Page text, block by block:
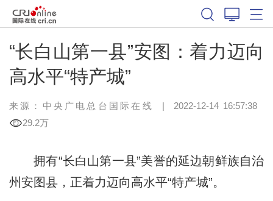
“长白山第一县”安图：着力迈向
高水平“特产城”
来源：中央广电总台国际在线 | 2022-12-14 16:57:38
29.2万
拥有“长白山第一县”美誉的延边朝鲜族自治
州安图县，正着力迈向高水平“特产城”。